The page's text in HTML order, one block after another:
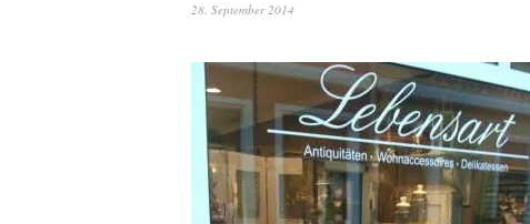
28. September 2014